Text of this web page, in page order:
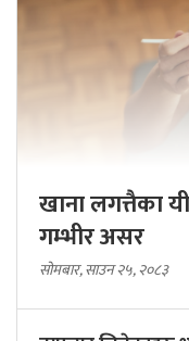
खाना लगत्तैका
गम्भीर असर
सोमबार, साउन २५, २०८३